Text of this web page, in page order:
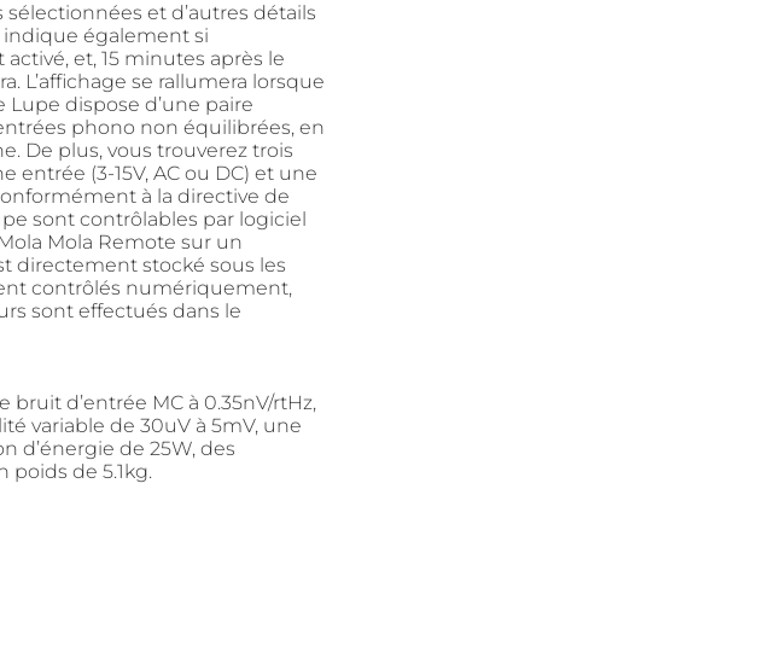
et d’autres détails
indique également si
et, 15 minutes après le
L’affichage se rallumera lorsque
Lupe dispose d’une paire
phono non équilibrées, en
De plus, vous trouverez trois
entrée (3-15V, AC ou DC) et une
à la directive de
sont contrôlables par logiciel
Mola Remote sur un
directement stocké sous les
contrôlés numériquement,
sont effectués dans le
d’entrée MC à 0.35nV/rtHz,
variable de 30uV à 5mV, une
d’énergie de 25W, des
poids de 5.1kg.